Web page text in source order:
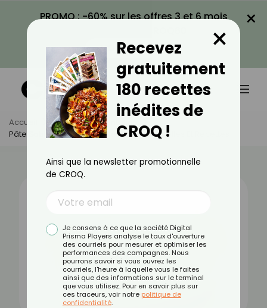
PROMO : -60% sur les offres 3 et 6 mois
VOIR LA PROMO
×
Accueil Actus
Alimentation
Pâte Sablée : Bienfaits, Valeurs Nutritionnelles Et Recettes
Recevez
gratuitement
180 recettes
inédites de
CROQ !
×
Ainsi que la newsletter promotionnelle
de CROQ.
Je consens à ce que la société Digital
Prisma Players analyse le taux d'ouverture
des courriels pour mesurer et optimiser les
performances des campagnes. Nous
pourrons savoir si vous ouvrez les
courriels, l'heure à laquelle vous le faites
ainsi que des informations sur le terminal
que vous utilisez. Pour en savoir plus sur
ces traceurs, voir notre politique de
confidentialité.